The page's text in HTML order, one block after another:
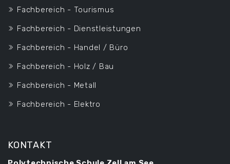
Fachbereich - Tourismus
Fachbereich - Dienstleistungen
Fachbereich - Handel / Büro
Fachbereich - Holz / Bau
Fachbereich - Metall
Fachbereich - Elektro
KONTAKT